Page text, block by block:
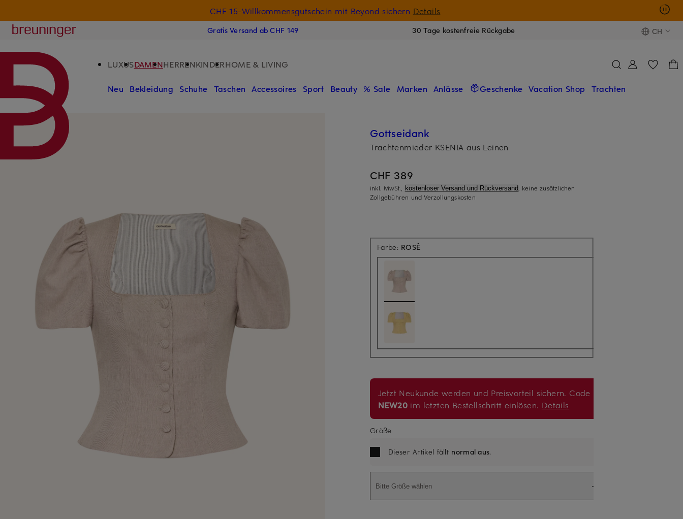
CHF 15-Willkommensgutschein mit Beyond sichern Details
Breuninger
Gratis Versand ab CHF 149 30 Tage kostenfreie Rückgabe CH
LUXUSDAMENHERRENKINDERHOME & LIVING
Neu Bekleidung Schuhe Taschen Accessoires Sport Beauty % Sale Marken Anlässe Geschenke Vacation Shop Trachten
Gottseidank
Trachtenmieder KSENIA aus Leinen
CHF 389
inkl. MwSt., kostenloser Versand und Rückversand, keine zusätzlichen
Zollgebühren und Verzollungskosten
Farbe: ROSÉ
Jetzt Neukunde werden und Preisvorteil sichern. Code
NEW20 im letzten Bestellschritt einlösen. Details
Größe
Dieser Artikel fällt normal aus.
Bitte Größe wählen